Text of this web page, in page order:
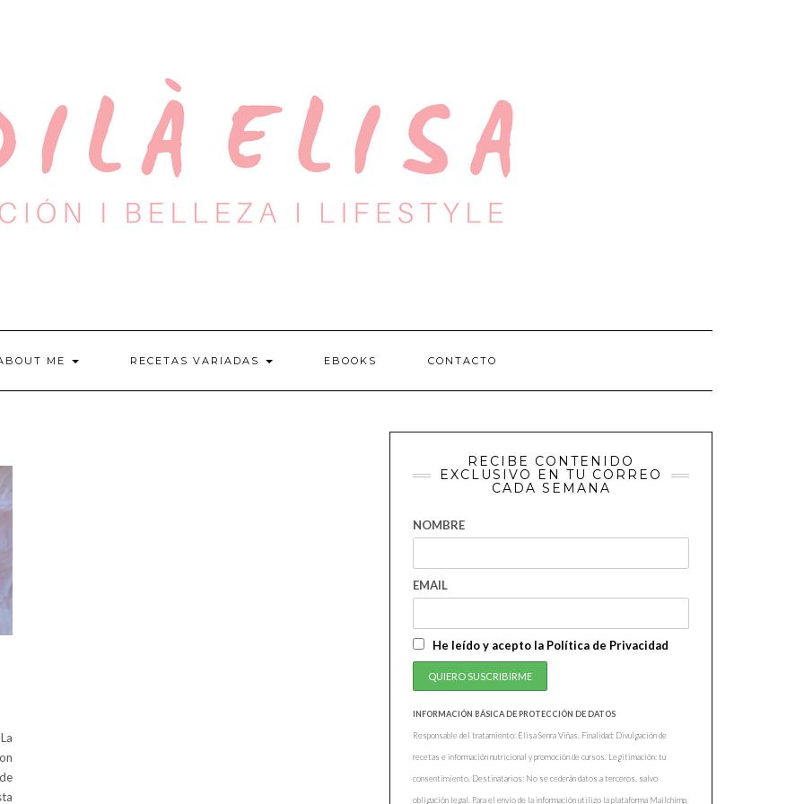
ME RECETAS VARIADAS EBOOKS CONTACTO
RECIBE CONTENIDO
EXCLUSIVO EN TU CORREO
CADA SEMANA
NOMBRE
EMAIL
He leído y acepto la Política de Privacidad
INFORMACIÓN BÁSICA DE PROTECCIÓN DE DATOS
Responsable del tratamiento: Elisa Senra Viñas. Finalidad: Divulgación de
recetas e información nutricional y promoción de cursos. Legitimación: tu
consentimiento. Destinatarios: No se cederán datos a terceros, salvo
obligación legal. Para el envío de la información utilizo la plataforma Mailchimp,